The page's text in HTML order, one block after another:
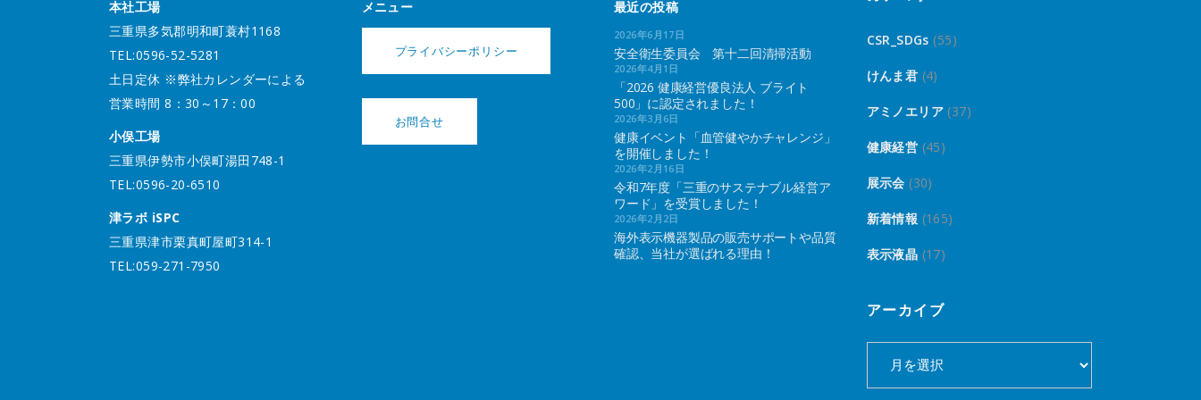
本社工場
三重県多気郡明和町蓑村1168
TEL:0596-52-5281
土日定休 ※弊社カレンダーによる
営業時間 8：30～17：00
小俣工場
三重県伊勢市小俣町湯田748-1
TEL:0596-20-6510
津ラボ iSPC
三重県津市栗真町屋町314-1
TEL:059-271-7950
メニュー
プライバシーポリシー
お問合せ
最近の投稿
2026年6月17日
安全衛生委員会 第十二回清掃活動
2026年4月1日
「2026 健康経営優良法人 ブライト
500」に認定されました！
2026年3月6日
健康イベント「血管健やかチャレンジ」
を開催しました！
2026年2月16日
令和7年度「三重のサステナブル経営ア
ワード」を受賞しました！
2026年2月2日
海外表示機器製品の販売サポートや品質
確認、当社が選ばれる理由！
CSR_SDGs (55)
けんま君 (4)
アミノエリア (37)
健康経営 (45)
展示会 (30)
新着情報 (165)
表示液晶 (17)
アーカイブ